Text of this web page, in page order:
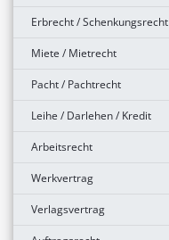
Erbrecht / Schenkungsrecht
Miete / Mietrecht
Pacht / Pachtrecht
Leihe / Darlehen / Kredit
Arbeitsrecht
Werkvertrag
Verlagsvertrag